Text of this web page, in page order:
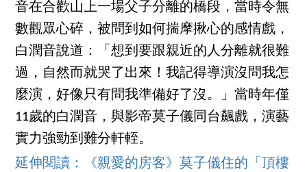
音在合歡山上一場父子分離的橋段，當時令無
數觀眾心碎，被問到如何揣摩揪心的感情戲，
白潤音說道：「想到要跟親近的人分離就很難
過，自然而就哭了出來！我記得導演沒問我怎
麼演，好像只有問我準備好了沒。」當時年僅
11歲的白潤音，與影帝莫子儀同台飆戲，演藝
實力強勁到難分軒輊。
延伸閱讀：《親愛的房客》莫子儀住的「頂樓